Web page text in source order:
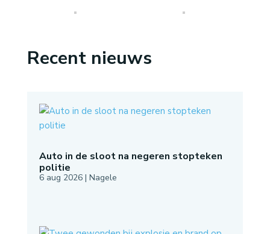
Recent nieuws
Auto in de sloot na negeren stopteken
politie
6 aug 2026| Nagele